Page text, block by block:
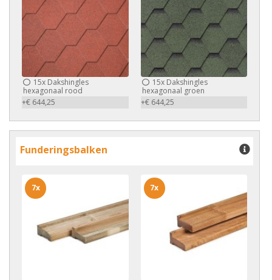
15x Dakshingles
hexagonaal rood
+€ 644,25
15xDakshingles
hexagonaal groen
+€ 644,25
Funderingsbalken
7x 7x